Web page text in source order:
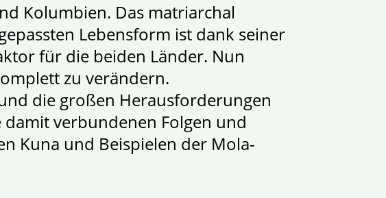
Kolumbien. Das matriarchal
Lebensform ist dank seiner
für die beiden Länder. Nun
zu verändern.
die großen Herausforderungen
verbundenen Folgen und
Kuna und Beispielen der Mola-